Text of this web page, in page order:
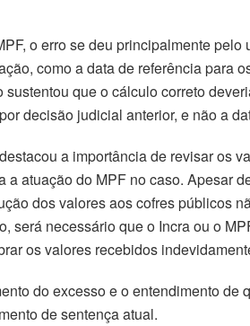
o erro se deu principalmente
como a data de referência para
sustentou que o cálculo correto
decisão judicial anterior, e não a
a importância de revisar os
a atuação do MPF no caso. Apesar
dos valores aos cofres públicos
será necessário que o Incra ou o
os valores recebidos
do excesso e o entendimento
de sentença atual.